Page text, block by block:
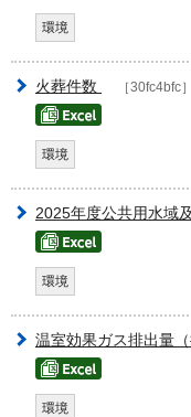
環境
火葬件数 ［30fc4bfc］
環境
2025年度公共用水域
環境
温室効果ガス排出量（
環境